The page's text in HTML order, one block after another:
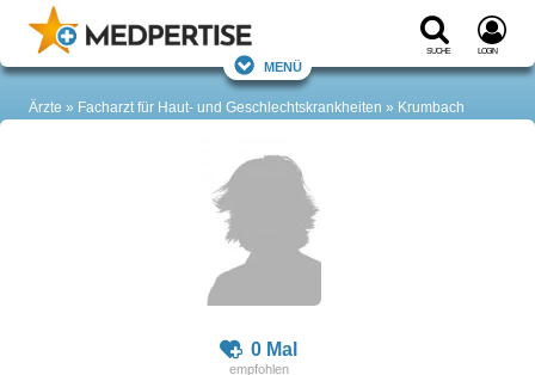
Suche Login
Menü
Ärzte Facharzt für Haut- und Geschlechtskrankheiten Krumbach
0 Mal